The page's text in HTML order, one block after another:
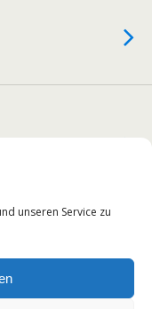
unseren Service zu
Laden…